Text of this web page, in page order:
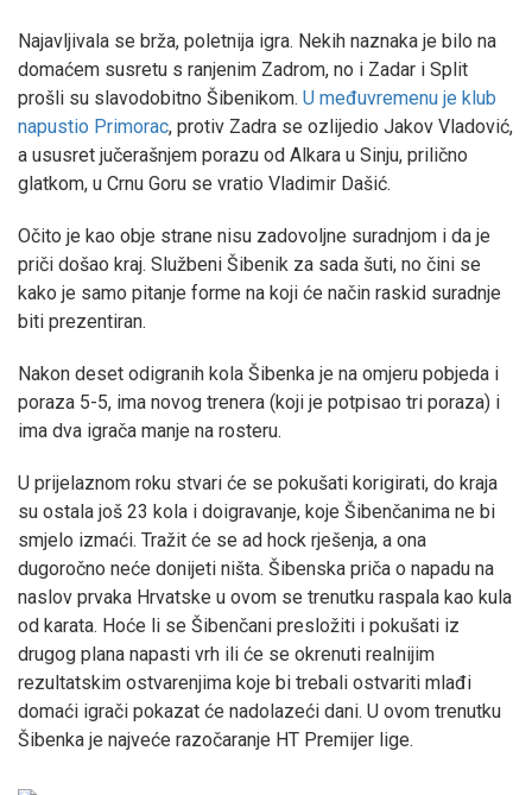
Najavljivala se brža, poletnija igra. Nekih naznaka je bilo na
domaćem susretu s ranjenim Zadrom, no i Zadar i Split
prošli su slavodobitno Šibenikom. U međuvremenu je klub
napustio Primorac, protiv Zadra se ozlijedio Jakov Vladović,
a ususret jučerašnjem porazu od Alkara u Sinju, prilično
glatkom, u Crnu Goru se vratio Vladimir Dašić.
Očito je kao obje strane nisu zadovoljne suradnjom i da je
priči došao kraj. Službeni Šibenik za sada šuti, no čini se
kako je samo pitanje forme na koji će način raskid suradnje
biti prezentiran.
Nakon deset odigranih kola Šibenka je na omjeru pobjeda i
poraza 5-5, ima novog trenera (koji je potpisao tri poraza) i
ima dva igrača manje na rosteru.
U prijelaznom roku stvari će se pokušati korigirati, do kraja
su ostala još 23 kola i doigravanje, koje Šibenčanima ne bi
smjelo izmaći. Tražit će se ad hock rješenja, a ona
dugoročno neće donijeti ništa. Šibenska priča o napadu na
naslov prvaka Hrvatske u ovom se trenutku raspala kao kula
od karata. Hoće li se Šibenčani presložiti i pokušati iz
drugog plana napasti vrh ili će se okrenuti realnijim
rezultatskim ostvarenjima koje bi trebali ostvariti mlađi
domaći igrači pokazat će nadolazeći dani. U ovom trenutku
Šibenka je najveće razočaranje HT Premijer lige.